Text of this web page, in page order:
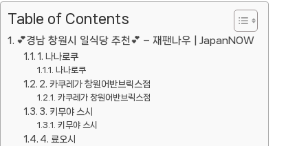
당
TOP
5
Table of Contents
💕경남 창원시 일식당 추천💕 – 재팬나우 | JapanNOW
1. 나나로쿠
나나로쿠
2. 카쿠레가 창원어반브릭스점
카쿠레가 창원어반브릭스점
3. 키무야 스시
키무야 스시
4. 료오시